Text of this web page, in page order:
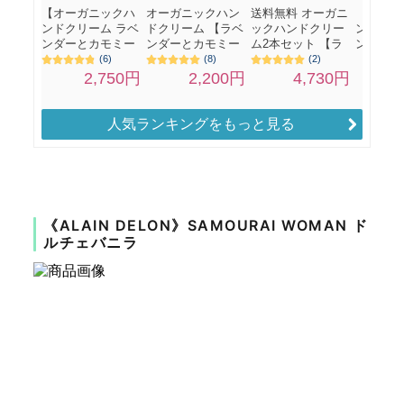
人気ランキングをもっと見る
《ALAIN DELON》SAMOURAI WOMAN ド
ルチェバニラ